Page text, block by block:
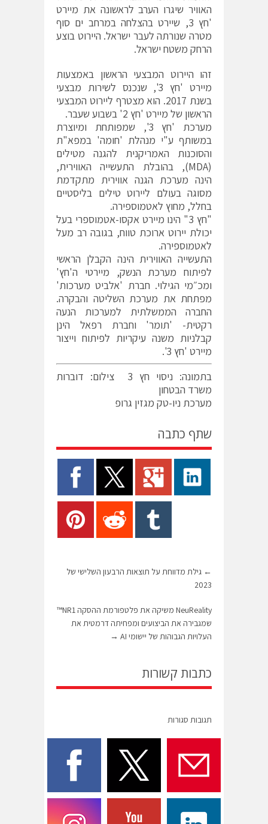
האוויר שיגרו הערב לראשונה את מיירט
'חץ 3, שיירט בהצלחה במרחב ים סוף
מטרה שנורתה לעבר ישראל. היירוט בוצע
הרחק משטח ישראל.
זהו היירוט המבצעי הראשון באמצעות
מיירט 'חץ 3', שנכנס לשירות מבצעי
בשנת 2017. הוא מצטרף ליירוט המבצעי
הראשון של מיירט 'חץ 2' בשבוע שעבר.
מערכת 'חץ 3', שמפותחת ומיוצרת
במשותף ע"י מנהלת 'חומה' במפא"ת
והסוכנות האמריקנית להגנה מטילים
(MDA), בהובלת התעשייה האווירית,
הינה מערכת הגנה אווירית מתקדמת
מסוגה בעולם ליירוט טילים בליסטיים
בחלל, מחוץ לאטמוספירה.
"חץ 3" הינו מיירט אקסו-אטמוספרי בעל
יכולת יירוט ארוכת טווח, בגובה רב מעל
לאטמוספירה.
התעשייה האווירית הינה הקבלן הראשי
לפיתוח מערכת הנשק, מיירטי ה'חץ'
ומכ״מי הגילוי. חברת 'אלביט מערכות'
מפתחת את מערכת השליטה והבקרה.
החברה הממשלתית למערכות הנעה
רקטית- 'תומר' וחברת רפאל הינן
קבלניות משנה עיקריות לפיתוח וייצור
מיירט 'חץ 3'.
בתמונה: ניסוי חץ 3 צילום: דוברות
משרד הבטחון
מערכת ניו-טק מגזין גרופ
שתף כתבה
← גילת מדווחת על תוצאות הרבעון השלישי של
2023
NeuReality משיקה את פלטפורמת ההסקה NR1™
שמגבירה את הביצועים ומפחיתה דרמטית את
העלויות הגבוהות של יישומי AI
→
כתבות קשורות
תגובות סגורות